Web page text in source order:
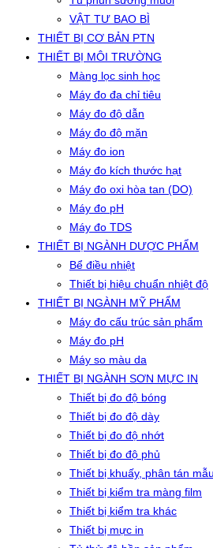
VẬT TƯ BAO BÌ
THIẾT BỊ CƠ BẢN PTN
THIẾT BỊ MÔI TRƯỜNG
Màng lọc sinh học
Máy đo đa chỉ tiêu
Máy đo độ dẫn
Máy đo độ mặn
Máy đo ion
Máy đo kích thước hạt
Máy đo oxi hòa tan (DO)
Máy đo pH
Máy đo TDS
THIẾT BỊ NGÀNH DƯỢC PHẨM
Bể điều nhiệt
Thiết bị hiệu chuẩn nhiệt độ
THIẾT BỊ NGÀNH MỸ PHẨM
Máy đo cấu trúc sản phẩm
Máy đo pH
Máy so màu da
THIẾT BỊ NGÀNH SƠN MỰC IN
Thiết bị đo độ bóng
Thiết bị đo độ dày
Thiết bị đo độ nhớt
Thiết bị đo độ phủ
Thiết bị khuấy, phân tán mẫu
Thiết bị kiểm tra màng film
Thiết bị kiểm tra khác
Thiết bị mực in